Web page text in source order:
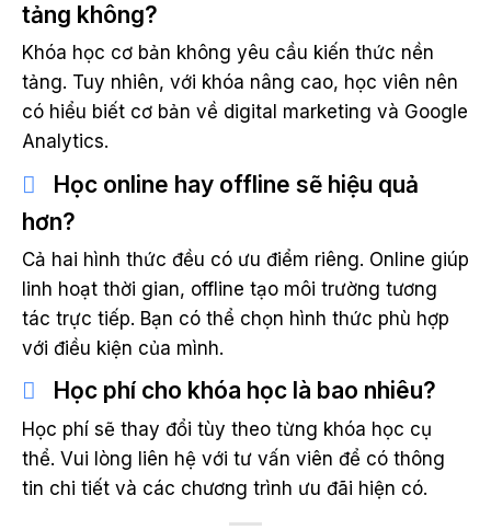
tảng không?
Khóa học cơ bản không yêu cầu kiến thức nền
tảng. Tuy nhiên, với khóa nâng cao, học viên nên
có hiểu biết cơ bản về digital marketing và Google
Analytics.
Học online hay offline sẽ hiệu quả
hơn?
Cả hai hình thức đều có ưu điểm riêng. Online giúp
linh hoạt thời gian, offline tạo môi trường tương
tác trực tiếp. Bạn có thể chọn hình thức phù hợp
với điều kiện của mình.
Học phí cho khóa học là bao nhiêu?
Học phí sẽ thay đổi tùy theo từng khóa học cụ
thể. Vui lòng liên hệ với tư vấn viên để có thông
tin chi tiết và các chương trình ưu đãi hiện có.